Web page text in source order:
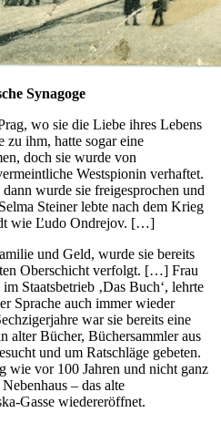
Synagoge
wo sie die Liebe ihres Lebens
zu ihm, hatte sogar eine
doch sie wurde von
Westspionin verhaftet.
wurde sie freigesprochen und
Steiner lebte nach dem Krieg
wie Ľudo Ondrejov. […]
und Geld, wurde sie bereits
Oberschicht verfolgt. […] Frau
Staatsbetrieb ‚Das Buch‘, lehrte
Sprache auch immer wieder
war sie bereits eine
alter Bücher, Büchersammler aus
und um Ratschläge gebeten.
wie vor 100 Jahren und nicht ganz
– das alte
Gasse wiedereröffnet.